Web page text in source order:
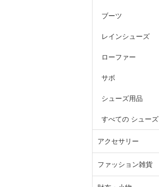
ブーツ
レインシューズ
ローファー
サボ
シューズ用品
すべての シューズ
アクセサリー
ファッション雑貨